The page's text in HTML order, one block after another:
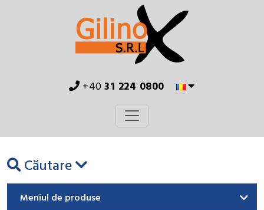
+4031 224 0800
Căutare
Meniul de produse